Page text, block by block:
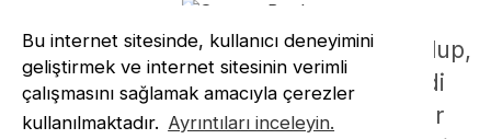
Bu internet sitesinde, kullanıcı deneyimini
geliştirmek ve internet sitesinin verimli
çalışmasını sağlamak amacıyla çerezler
kullanılmaktadır. Ayrıntıları inceleyin.
© perFIX - Satışdaki ürünler muadil olup,
sitede adı geçen tüm markalar kendi
tescilli isimleridir. Marka ve modeller